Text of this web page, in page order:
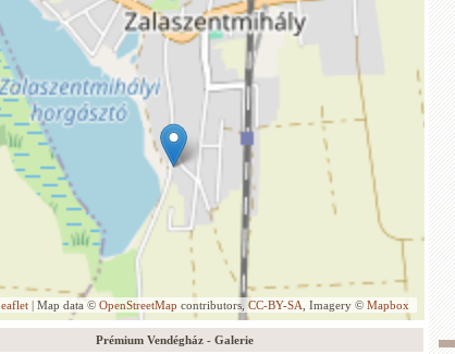
| Map data © OpenStreetMap contributors, CC-BY-SA , Imagery © Mapbox
Prémium Vendégház - Galerie